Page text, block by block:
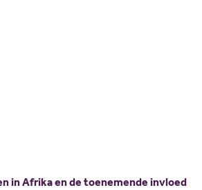
in Afrika en de toenemende invloed